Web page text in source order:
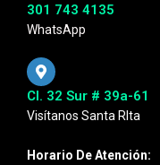
301 743 4135
WhatsApp
Cl. 32 Sur # 39a-61
Visítanos Santa RIta
Horario De Atención: